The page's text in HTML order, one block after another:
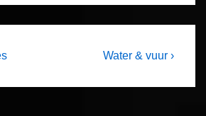
Next
Water & vuur ›